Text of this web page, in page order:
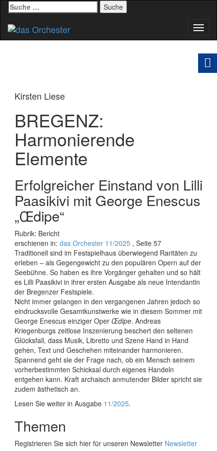
Suche
nach:
Kirsten Liese
BREGENZ:
Harmonierende
Elemente
Erfolgreicher Einstand von Lilli
Paasikivi mit George Enescus
„Œdipe“
Rubrik: Bericht
erschienen in: das Orchester 11/2025 , Seite 57
Traditionell sind im Festspielhaus überwiegend Raritäten zu
erleben – als Gegengewicht zu den populären Opern auf der
Seebühne. So haben es ihre Vorgänger gehalten und so hält
es Lilli Paasikivi in ihrer ersten Ausgabe als neue Intendantin
der Bregenzer Festspiele.
Nicht immer gelangen in den vergangenen Jahren jedoch so
eindrucksvolle Gesamtkunstwerke wie in diesem Sommer mit
George Enescus einziger Oper Œdipe. Andreas
Kriegenburgs zeitlose Inszenierung beschert den seltenen
Glücksfall, dass Musik, Libretto und Szene Hand in Hand
gehen, Text und Geschehen miteinander harmonieren.
Spannend geht sie der Frage nach, ob ein Mensch seinem
vorherbestimmten Schicksal durch eigenes Handeln
entgehen kann. Kraft archaisch anmutender Bilder spricht sie
zudem ästhetisch an.
Lesen Sie weiter in Ausgabe 11/2025.
Themen
Registrieren Sie sich hier für unseren Newsletter Newsletter